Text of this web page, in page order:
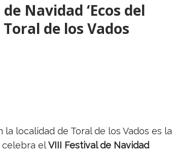
Navidad ‘Ecos del
de los Vados
localidad de Toral de los Vados es la
celebra elVIII Festival de Navidad